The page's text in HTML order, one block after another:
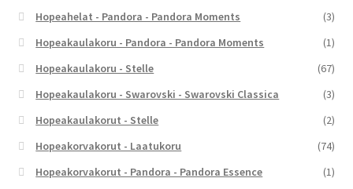
Hopeahelat - Pandora - Pandora Moments
(3)
Hopeakaulakoru - Pandora - Pandora Moments
(1)
Hopeakaulakoru - Stelle
(67)
Hopeakaulakoru - Swarovski - Swarovski Classica
(3)
Hopeakaulakorut - Stelle
(2)
Hopeakorvakorut - Laatukoru
(74)
Hopeakorvakorut - Pandora - Pandora Essence
(1)